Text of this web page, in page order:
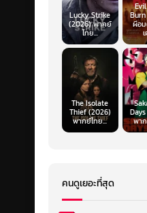
Lucky Strike
(2026) พากย์
ไทย...
ผีอ
The Isolate
Thief (2026)
พากย์ไทย...
พา
คนดูเยอะที่สุด